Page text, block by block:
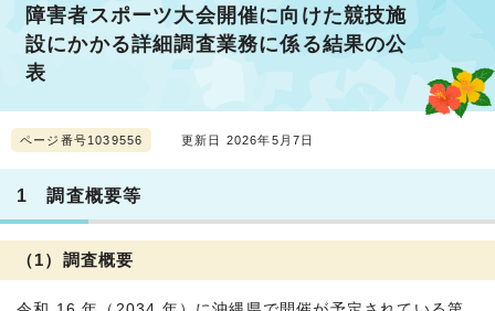
障害者スポーツ大会開催に向けた競技施
設にかかる詳細調査業務に係る結果の公
表
ページ番号1039556 更新日 2026年5月7日
1 調査概要等
（1）調査概要